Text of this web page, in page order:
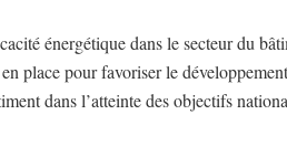
énergétique dans le secteur du
place pour favoriser le
dans l’atteinte des objectifs